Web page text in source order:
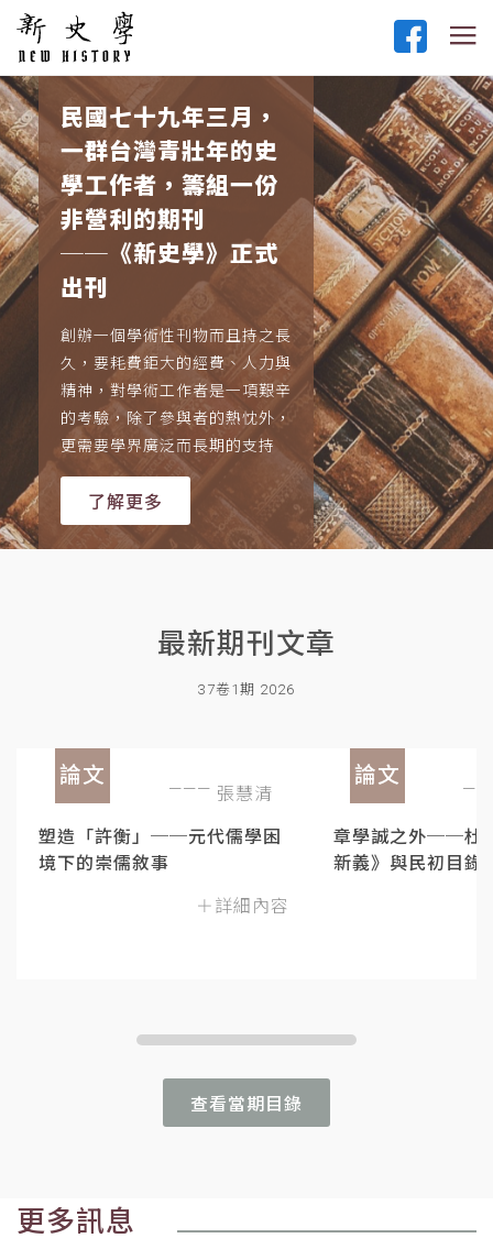
民國七十九年三月，
一群台灣青壯年的史
學工作者，籌組一份
非營利的期刊
──《新史學》正式
出刊
創辦一個學術性刊物而且持之長
久，要耗費鉅大的經費、人力與
精神，對學術工作者是一項艱辛
的考驗，除了參與者的熱忱外，
更需要學界廣泛而長期的支持
了解更多
最新期刊文章
37卷1期 2026
論文
張慧清
塑造「許衡」──元代儒學困
境下的崇儒敘事
＋詳細內容
論文
章學誠之外──杜
新義》與民初目錄
查看當期目錄
更多訊息